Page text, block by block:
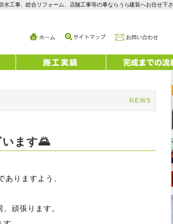
工事、総合リフォーム、店舗工事等の事ならうら建装へお任せ下
NEWS
ます🌄
りますよう、
頑張ります。